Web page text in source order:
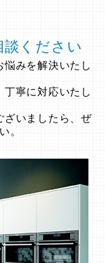
ください
みを解決いたし
寧に対応いたし
ざいましたら、ぜ
。